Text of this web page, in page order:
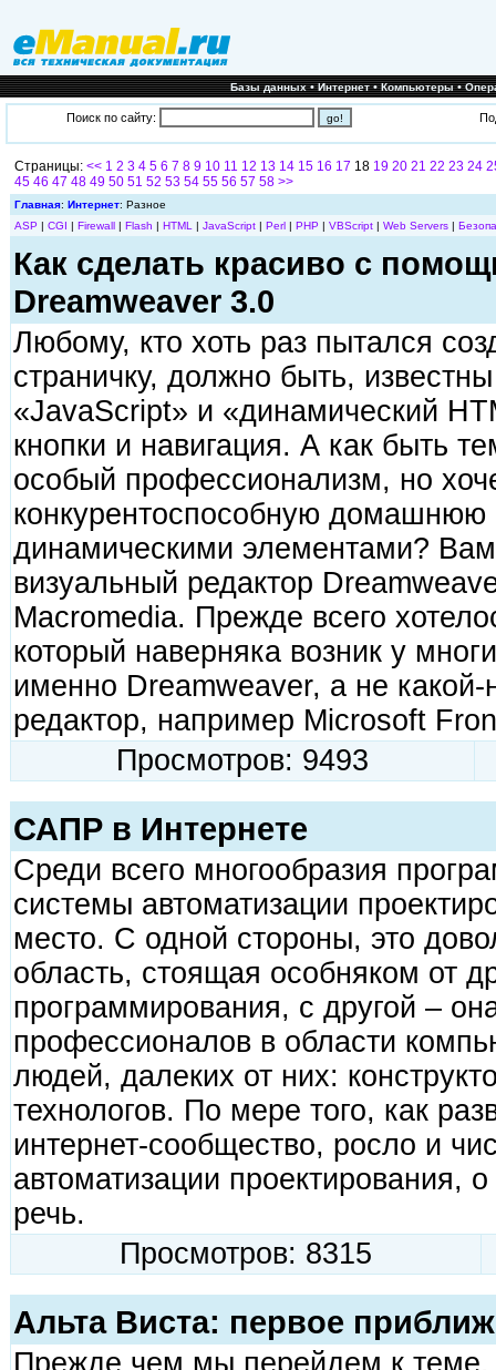
Базы данных•Интернет•Компьютеры•
Поиск по сайту:
Страницы: << 1 2 3 4 5 6 7 8 9 10 11 12 13 14 15 16 17 18 19 20 21 22 23 24
45 46 47 48 49 50 51 52 53 54 55 56 57 58 >>
Главная: Интернет: Разное
ASP| CGI | Firewall| Flash | HTML | JavaScript| Perl| PHP| VBScript| Web Servers|
Как сделать красиво с
Dreamweaver 3.0
Любому, кто хоть раз пытался
страничку, должно быть,
«JavaScript» и «динамический
кнопки и навигация. А как быть
особый профессионализм, но
конкурентоспособную домашнюю
динамическими элементами?
визуальный редактор
Macromedia. Прежде всего
который наверняка возник у
именно Dreamweaver, а не какой-
редактор, например Microsoft
Просмотров: 9493
САПР в Интернете
Среди всего многообразия
системы автоматизации
место. С одной стороны, это
область, стоящая особняком от
программирования, с другой –
профессионалов в области
людей, далеких от них:
технологов. По мере того, как
интернет-сообщество, росло и
автоматизации проектирования,
речь.
Просмотров: 8315
Альта Виста: первое
Прежде чем мы перейдем к теме,